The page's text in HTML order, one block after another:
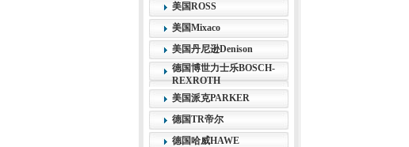
美国ROSS
美国Mixaco
美国丹尼逊Denison
德国博世力士乐BOSCH-
REXROTH
美国派克PARKER
德国TR帝尔
德国哈威HAWE